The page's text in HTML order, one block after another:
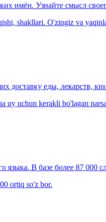
имён. Узнайте смысл
shakllari. O'zingiz va
доставку еды, лекарств,
uchun kerakli bo'lagan
языка. В базе более 87 000
ortiq so'z bor.